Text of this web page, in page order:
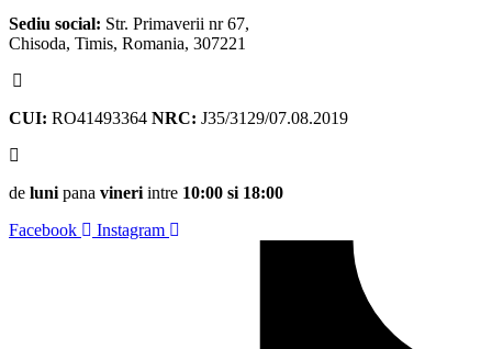
Sediu social: Str. Primaverii nr 67,
Chisoda, Timis, Romania, 307221
CUI: RO41493364 NRC: J35/3129/07.08.2019
de lunipana vineriintre 10:00 si 18:00
Facebook
Instagram